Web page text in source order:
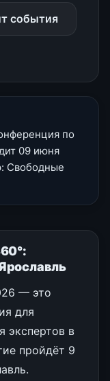
события
по
09 июня
Свободные
— это
для
экспертов в
пройдёт 9